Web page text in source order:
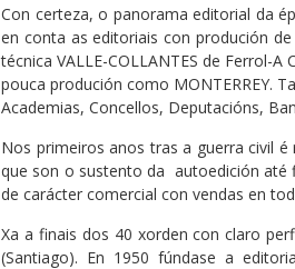
Con certeza, o panorama editorial da
en conta as editoriais con produción
técnica VALLE-COLLANTES de Ferrol-
pouca produción como MONTERREY.
Academias, Concellos, Deputacións,
Nos primeiros anos tras a guerra civil
que son o sustento da autoedición até
de carácter comercial con vendas en
Xa a finais dos 40 xorden con claro
(Santiago). En 1950 fúndase a